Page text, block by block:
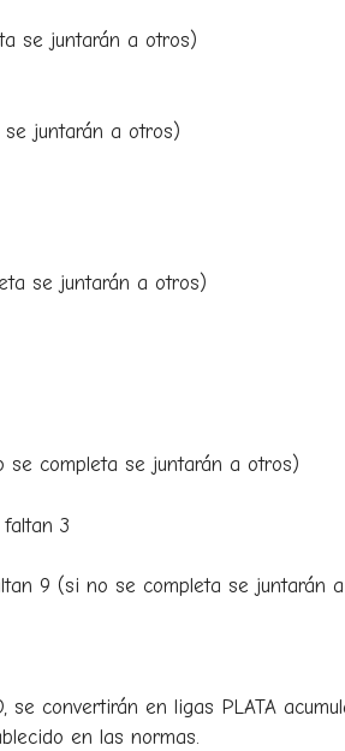
se juntarán a otros)
juntarán a otros)
se juntarán a otros)
se completa se juntarán a otros)
3
9 (si no se completa se juntarán
convertirán en ligas PLATA
en las normas.